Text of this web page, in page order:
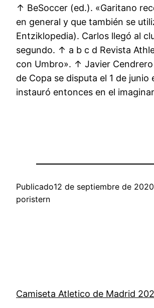
↑ BeSoccer (ed.). «Garitano
en general y que también se
Entziklopedia). Carlos llegó al
segundo. ↑ a b c d Revista
con Umbro». ↑ Javier
de Copa se disputa el 1 de
instauró entonces en el
Publicado12 de septiembre de 2020
poristern
Camiseta Atletico de Madrid